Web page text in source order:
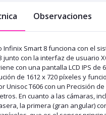
Observaciones
Infinix Smart 8 funciona con el
junto con la interfaz de usuario
con una pantalla LCD IPS de
de 1612 x 720 píxeles y
Unisoc T606 con un Precisión
En cuanto a las cámaras,
la primera (gran angular)